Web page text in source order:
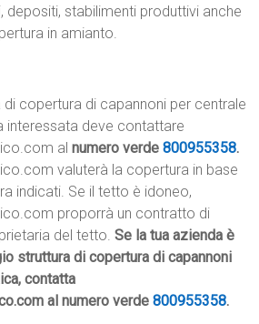
depositi, stabilimenti produttivi anche
in amianto.
copertura di capannoni per centrale
interessata deve contattare
alnumero verde800955358.
valuterà la copertura in base
indicati. Se il tetto è idoneo,
proporrà un contratto di
del tetto.Se la tua azienda è
struttura di copertura di capannoni
contatta
al numero verde800955358.